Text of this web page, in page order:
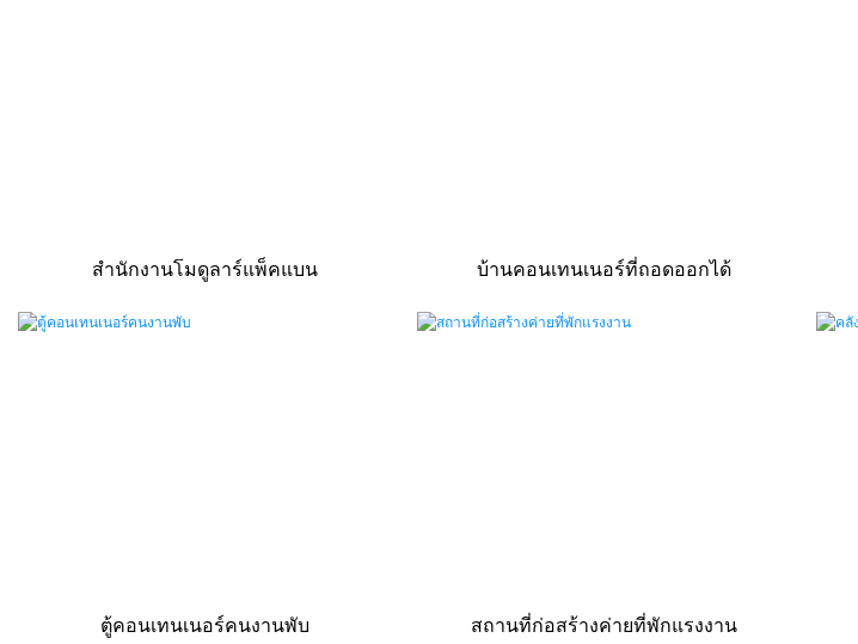
สำนักงานโมดูลาร์แพ็คแบน บ้านคอนเทนเนอร์ที่ถอดออกได้
ตู้คอนเทนเนอร์คนงานพับ สถานที่ก่อสร้างค่ายที่พักแรงงาน